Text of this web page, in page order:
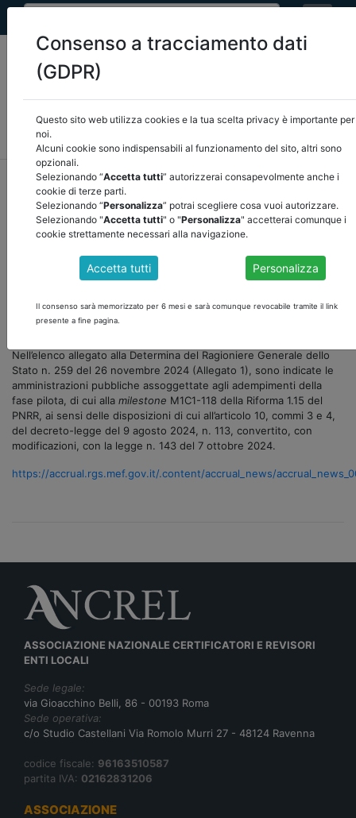
MEF FINANZA LOCALE/OSSERVATORIO
NORMATIVA
CORTE DEI CONTI E GIURISPRUDENZA
home documenti pubblici mef/torna indietro
DOCUMENTI PUBBLICI
ELENCO DELLE AMMINISTRAZIONI PUBBLICHE
FASE PILOTA 2025, DI CUI ALLA MILESTONE
M1C1-118 DELLA RIFORMA 1.15 DEL PNRR
Nell’elenco allegato alla Determina del Ragioniere Generale dello
Stato n. 259 del 26 novembre 2024 (Allegato 1), sono indicate le
amministrazioni pubbliche assoggettate agli adempimenti della
fase pilota, di cui alla milestone M1C1-118 della Riforma 1.15 del
PNRR, ai sensi delle disposizioni di cui all’articolo 10, commi 3 e 4,
del decreto-legge del 9 agosto 2024, n. 113, convertito, con
modificazioni, con la legge n. 143 del 7 ottobre 2024.
https://accrual.rgs.mef.gov.it/.content/accrual_news/
ASSOCIAZIONE NAZIONALE CERTIFICATORI E REVISORI
ENTI LOCALI
Sede legale:
via Gioacchino Belli, 86 - 00193 Roma
Sede operativa:
c/o Studio Castellani Via Romolo Murri 27 - 48124 Ravenna
codice fiscale: 96163510587
partita IVA: 02162831206
ASSOCIAZIONE
Consenso a tracciamento dati
(GDPR)
Questo sito web utilizza cookies e la tua scelta privacy è importante per
noi.
Alcuni cookie sono indispensabili al funzionamento del sito, altri sono
opzionali.
Selezionando “Accetta tutti” autorizzerai consapevolmente anche i
cookie di terze parti.
Selezionando “Personalizza” potrai scegliere cosa vuoi autorizzare.
Selezionando "Accetta tutti" o "Personalizza" accetterai comunque i
cookie strettamente necessari alla navigazione.
Accetta tutti Personalizza
Il consenso sarà memorizzato per 6 mesi e sarà comunque revocabile tramite il link
presente a fine pagina.